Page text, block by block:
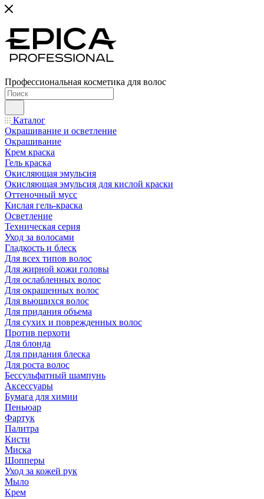
Профессиональная косметика для волос
Каталог
Окрашивание и осветление
Окрашивание
Крем краска
Гель краска
Окисляющая эмульсия
Окисляющая эмульсия для кислой краски
Оттеночный мусс
Кислая гель-краска
Осветление
Техническая серия
Уход за волосами
Гладкость и блеск
Для всех типов волос
Для жирной кожи головы
Для ослабленных волос
Для окрашенных волос
Для вьющихся волос
Для придания объема
Для сухих и поврежденных волос
Против перхоти
Для блонда
Для придания блеска
Для роста волос
Бессульфатный шампунь
Аксессуары
Бумага для химии
Пеньюар
Фартук
Палитра
Кисти
Миска
Шопперы
Уход за кожей рук
Мыло
Крем